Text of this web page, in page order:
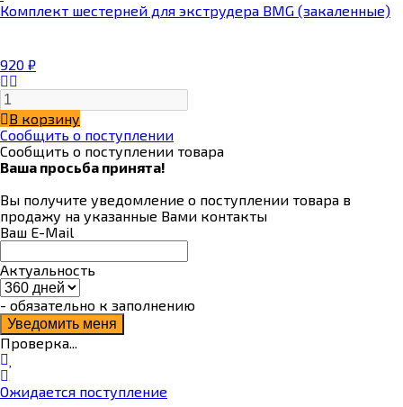
Комплект шестерней для экструдера BMG (закаленные)
920 ₽
В корзину
Сообщить о поступлении
Сообщить о поступлении товара
Ваша просьба принята!
Вы получите уведомление о поступлении товара в
продажу на указанные Вами контакты
Ваш E-Mail
Актуальность
- обязательно к заполнению
Проверка...
Ожидается поступление